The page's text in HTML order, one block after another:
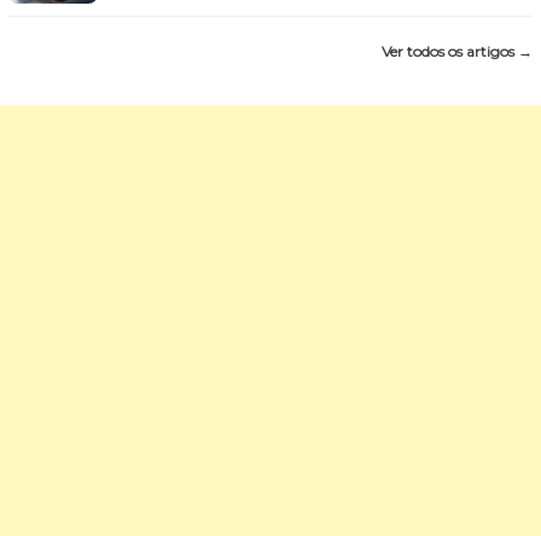
Ver todos os artigos →